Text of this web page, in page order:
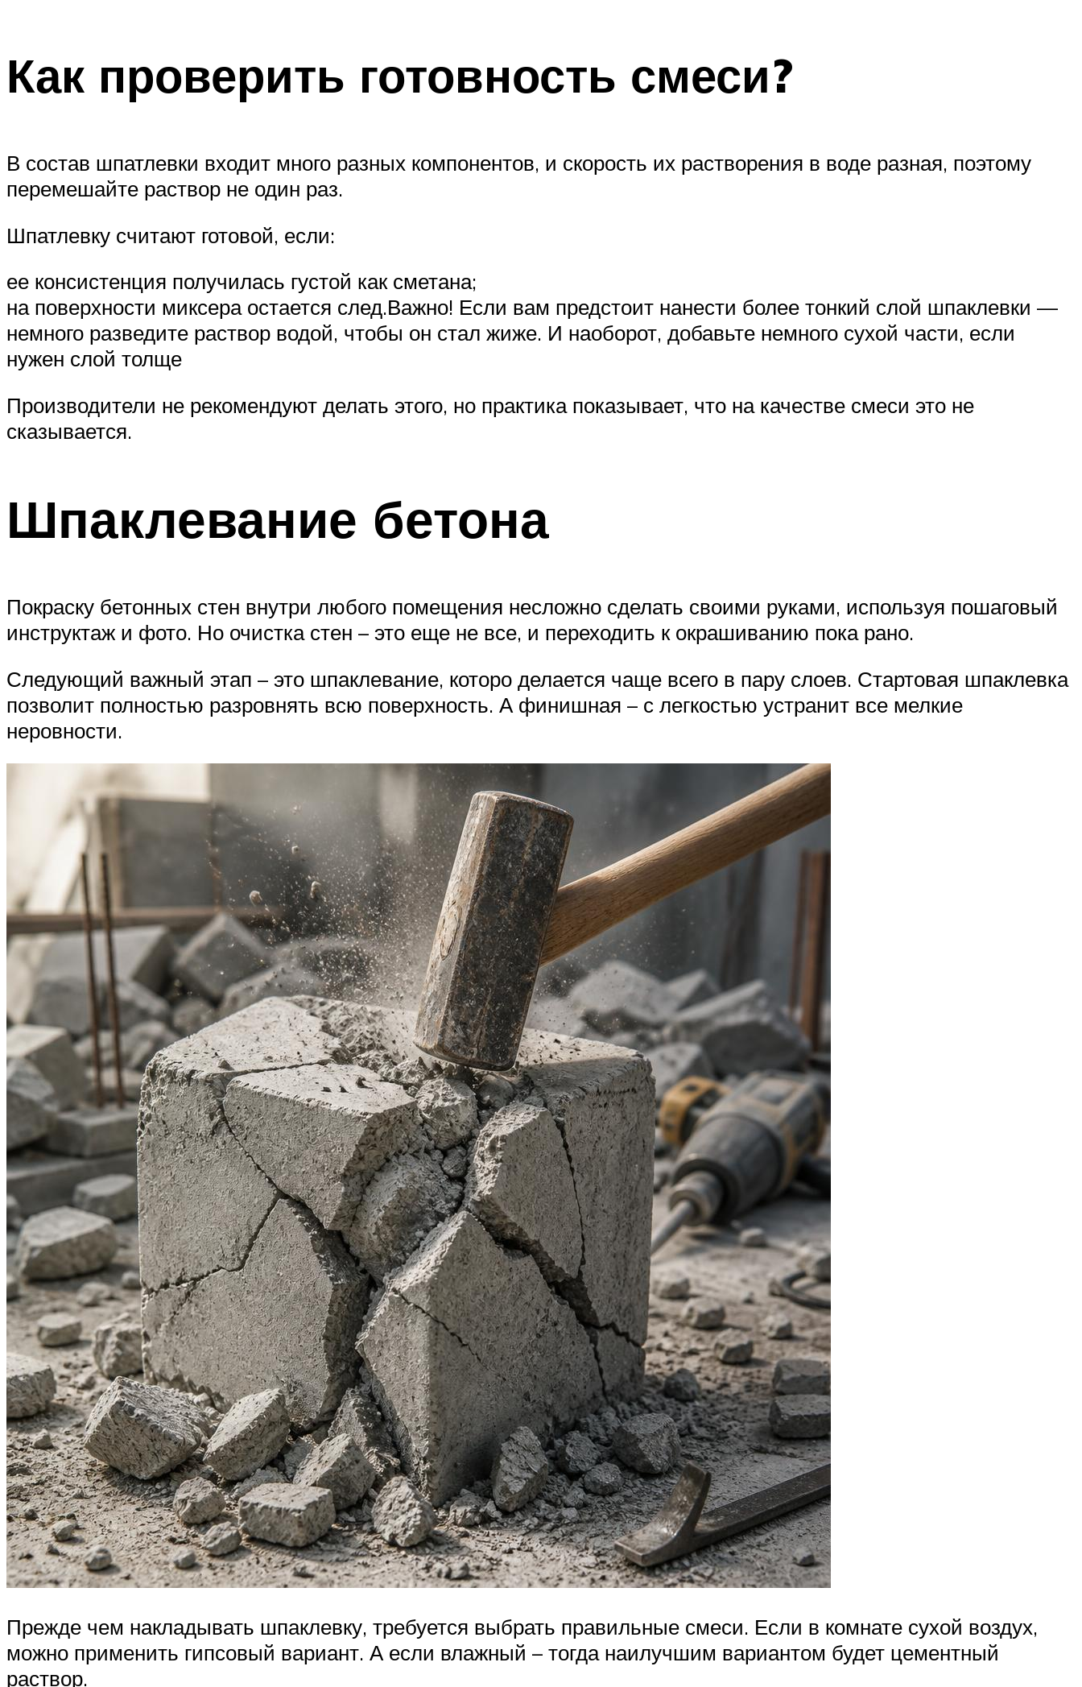
Как проверить готовность смеси?
В состав шпатлевки входит много разных компонентов, и скорость их растворения в воде разная, поэтому
перемешайте раствор не один раз.
Шпатлевку считают готовой, если:
ее консистенция получилась густой как сметана;
на поверхности миксера остается след.Важно! Если вам предстоит нанести более тонкий слой шпаклевки —
немного разведите раствор водой, чтобы он стал жиже. И наоборот, добавьте немного сухой части, если
нужен слой толще
Производители не рекомендуют делать этого, но практика показывает, что на качестве смеси это не
сказывается.
Шпаклевание бетона
Покраску бетонных стен внутри любого помещения несложно сделать своими руками, используя пошаговый
инструктаж и фото. Но очистка стен – это еще не все, и переходить к окрашиванию пока рано.
Следующий важный этап – это шпаклевание, которо делается чаще всего в пару слоев. Стартовая шпаклевка
позволит полностью разровнять всю поверхность. А финишная – с легкостью устранит все мелкие
неровности.
Прежде чем накладывать шпаклевку, требуется выбрать правильные смеси. Если в комнате сухой воздух,
можно применить гипсовый вариант. А если влажный – тогда наилучшим вариантом будет цементный
раствор.